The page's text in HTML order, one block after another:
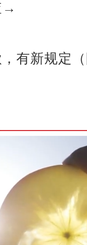
→
有新规定
俄罗斯博士后